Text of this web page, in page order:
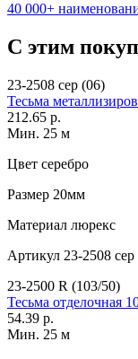
40 000+
С этим
23-2508 сер (06)
Тесьма
212.65 р.
Мин. 25 м
Цвет серебро
Размер 20мм
Материал люрекс
Артикул 23-2508
23-2500 R (103/50)
Тесьма отделочная
54.39 р.
Мин. 25 м